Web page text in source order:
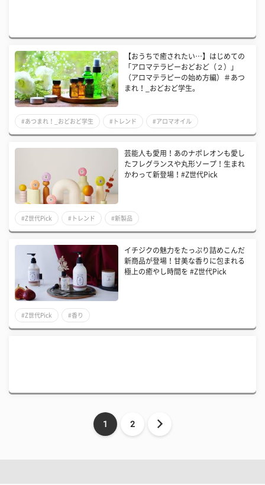
【おうちで癒されたい…】はじめての
「アロマテラピーおどおど（２）」
（アロマテラピーの始め方編）＃あつ
まれ！_おどおど学生。
#あつまれ！_おどおど学生 #トレンド #アロマオイル
芸能人も愛用！あのナポレオンも愛し
たフレグランスや丸形ソープ！生まれ
かわって新登場！#Z世代Pick
#Z世代Pick #トレンド #新製品
イチジクの魅力をたっぷり詰めこんだ
新商品が登場！甘美な香りに包まれる
極上の癒やし時間を #Z世代Pick
#Z世代Pick #香り
1 2